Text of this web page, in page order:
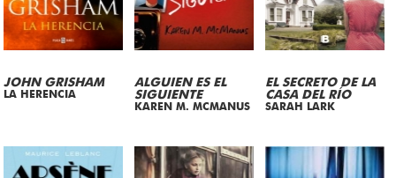
JOHN GRISHAM
LA HERENCIA
ALGUIEN ES EL
SIGUIENTE
KAREN M. MCMANUS
EL SECRETO DE LA
CASA DEL RÍO
SARAH LARK